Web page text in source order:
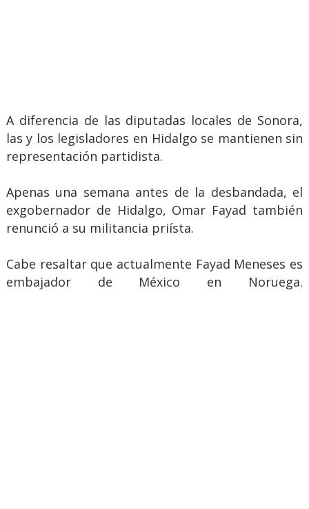
A diferencia de las diputadas locales de Sonora,
las y los legisladores en Hidalgo se mantienen sin
representación partidista.
Apenas una semana antes de la desbandada, el
exgobernador de Hidalgo, Omar Fayad también
renunció a su militancia priísta.
Cabe resaltar que actualmente Fayad Meneses es
embajador de México en Noruega.